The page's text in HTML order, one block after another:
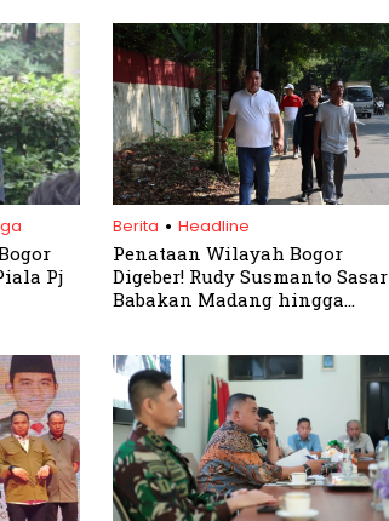
Pj
Berita . Headline
Penataan Wilayah Bogor
Digeber! Rudy Susmanto Sasar
Babakan Madang hingga